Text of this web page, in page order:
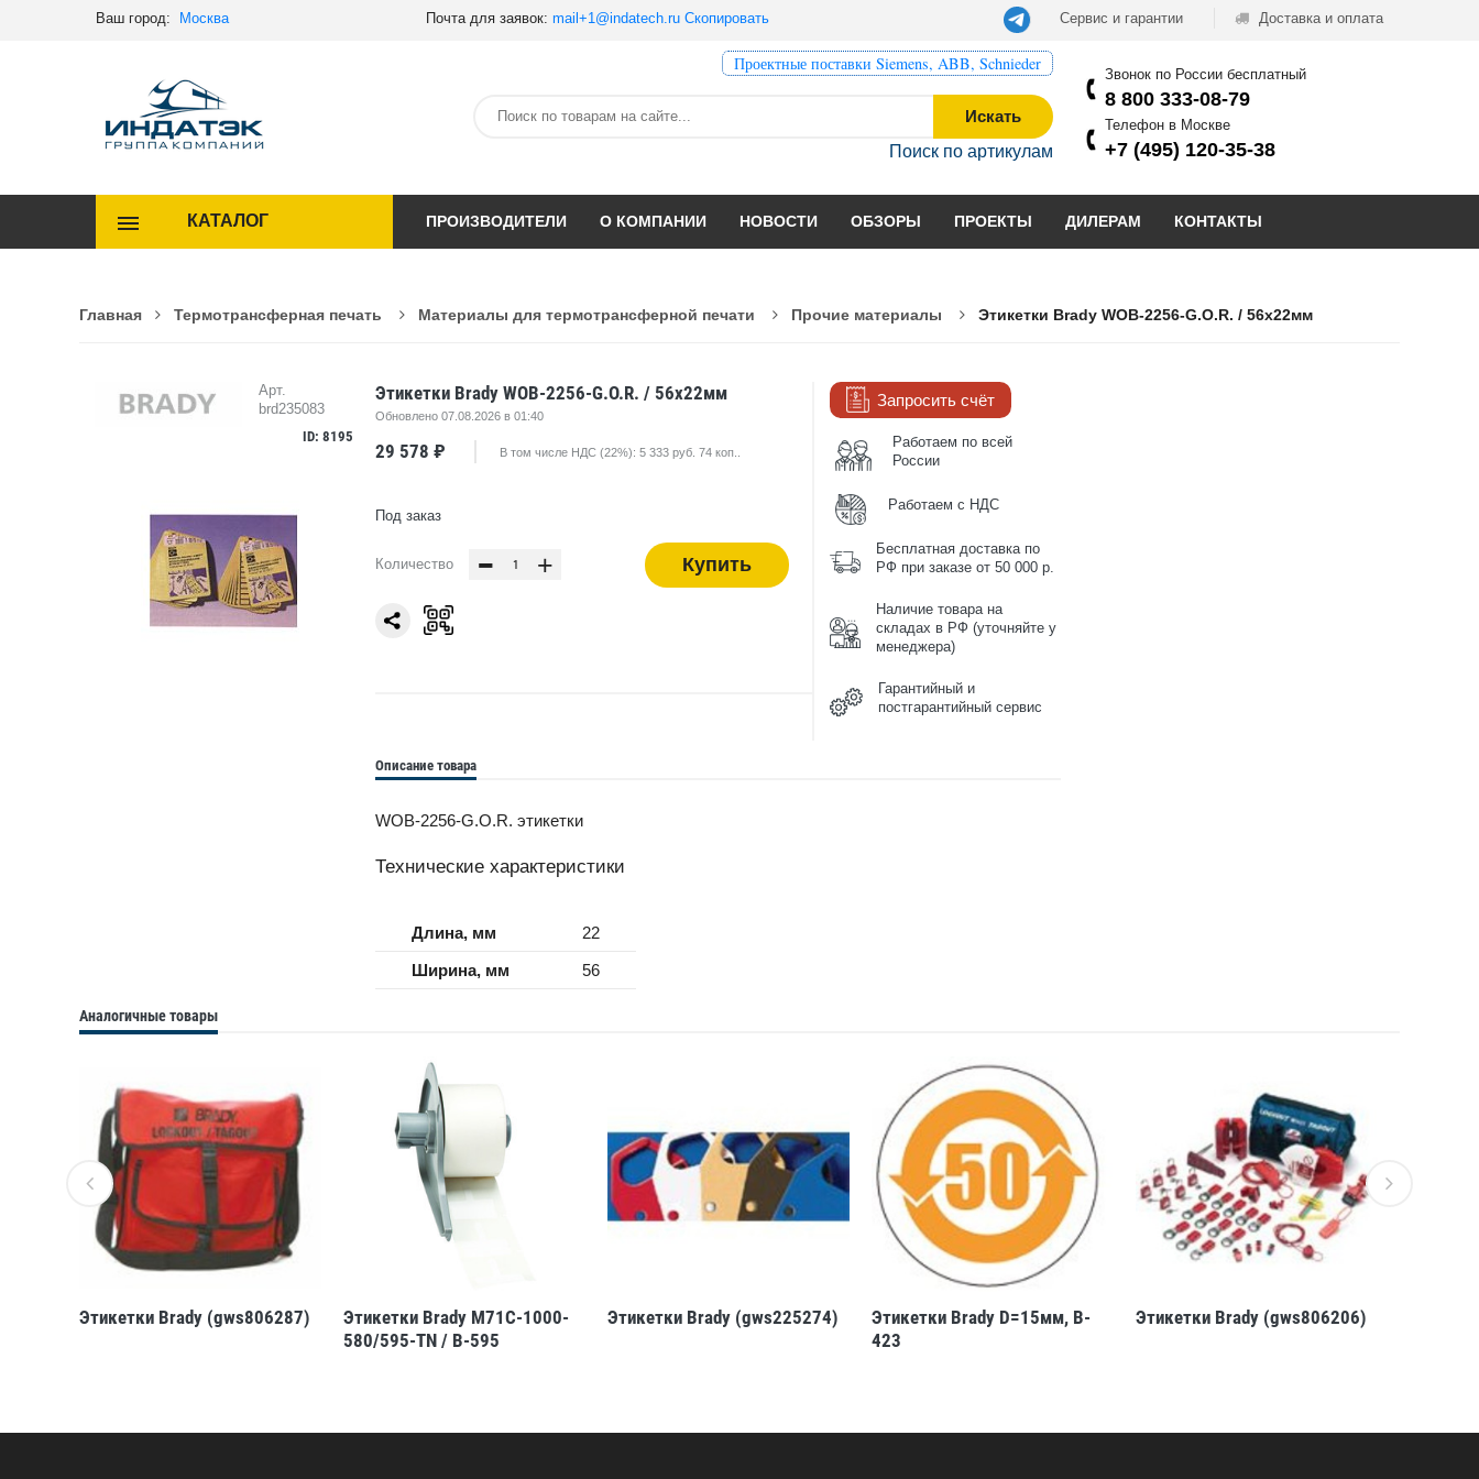
Ваш город: Москва Почта для заявок: mail+1@indatech.ru Скопировать Сервис и гарантии Доставка и оплата
Проектные поставки Siemens, ABB, Schnieder
Искать
Поиск по артикулам
Звонок по России бесплатный
8 800 333-08-79
Телефон в Москве
+7 (495) 120-35-38
КАТАЛОГ ПРОИЗВОДИТЕЛИ О КОМПАНИИ НОВОСТИ ОБЗОРЫ ПРОЕКТЫ ДИЛЕРАМ КОНТАКТЫ
Главная Термотрансферная печать Материалы для термотрансферной печати Прочие материалы Этикетки Brady WOB-2256-G.O.R. / 56x22мм
Арт.
brd235083
ID: 8195
Этикетки Brady WOB-2256-G.O.R. / 56x22мм
Обновлено 07.08.2026 в 01:40
29 578 ₽ В том числе НДС (22%): 5 333 руб. 74 коп..
Под заказ
Количество - + Купить
Запросить счёт
Работаем по всей
России
Работаем с НДС
Бесплатная доставка по
РФ при заказе от 50 000 р.
Наличие товара на
складах в РФ (уточняйте у
менеджера)
Гарантийный и
постгарантийный сервис
Описание товара
WOB-2256-G.O.R. этикетки
Технические характеристики
Длина, мм
22
Ширина, мм
56
Аналогичные товары
Этикетки Brady (gws806287)
Этикетки Brady M71C-1000-
580/595-TN / B-595
Этикетки Brady (gws225274)
Этикетки Brady D=15мм, B-
423
Этикетки Brady (gws806206)